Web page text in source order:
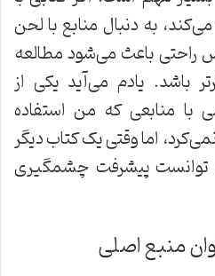
به دنبال منابع با لحن
باعث می‌شود مطالعه
باشد. یادم می‌آید یکی از
با منابعی که من استفاده
اما وقتی یک کتاب دیگر
توانست پیشرفت چشمگیری
منبع اصلی